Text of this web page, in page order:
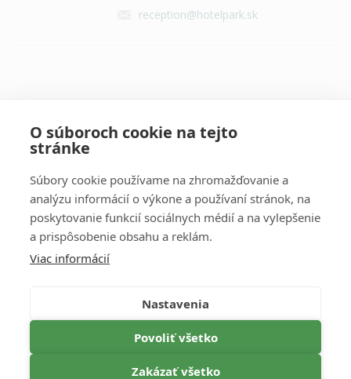
reception@hotelpark.sk
Dôležité informácie
STORNO PODMIENKY
O súboroch cookie na tejto
stránke
Súbory cookie používame na zhromažďovanie a
analýzu informácií o výkone a používaní stránok, na
poskytovanie funkcií sociálnych médií a na vylepšenie
a prispôsobenie obsahu a reklám.
Viac informácií
Nastavenia
Povoliť všetko
Zakázať všetko